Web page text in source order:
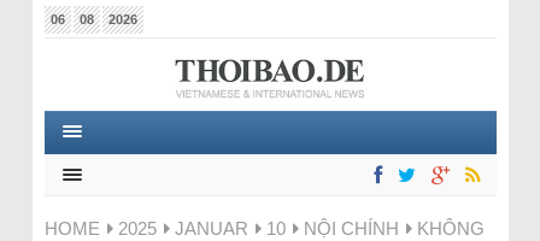
06 08 2026
HOME 2025 JANUAR 10 NỘI CHÍNH
KHÔNG